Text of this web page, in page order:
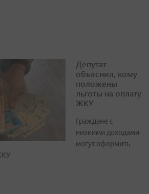
Депутат
объяснил, кому
положены
льготы на оплату
ЖКУ
Граждане с
низкими доходами
могут оформить